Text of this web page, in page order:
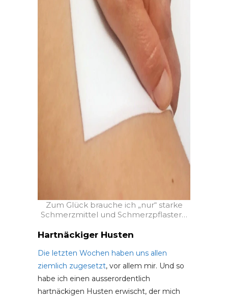
Zum Glück brauche ich „nur“ starke
Schmerzmittel und Schmerzpflaster…
Hartnäckiger Husten
Die letzten Wochen haben uns allen
ziemlich zugesetzt, vor allem mir. Und so
habe ich einen ausserordentlich
hartnäckigen Husten erwischt, der mich